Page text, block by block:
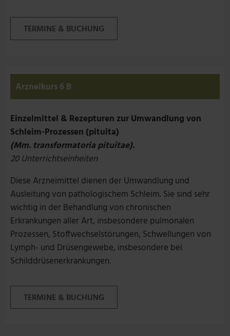
TERMINE & BUCHUNG
Arzneikurs 6 B
Einzelmittel & Rezepturen zur Umwandlung von
Schleim-Prozessen (pituita)
(Mm. transformatoria pituitae).
20 Unterrichtseinheiten
Diese Arzneimittel dienen der Umwandlung und
Ausleitung von pathologischem Schleim. Sie sind sehr
wichtig in der Behandlung von chronischen
Erkrankungen aller Art, insbesondere pulmonalen
Prozessen, Stoffwechselstörungen, Schwellungen von
Lymph- und Drüsengewebe, insbesondere bei
Schilddrüsenerkrankungen.
TERMINE & BUCHUNG